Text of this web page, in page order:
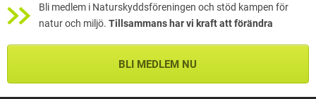
Bli medlem i Naturskyddsföreningen och stöd kampen för
natur och miljö. Tillsammans har vi kraft att förändra
BLI MEDLEM NU